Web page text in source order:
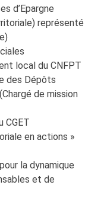
d’Epargne
représenté
local du CNFPT
des Dépôts
de mission
CGET
en actions »
la dynamique
et de